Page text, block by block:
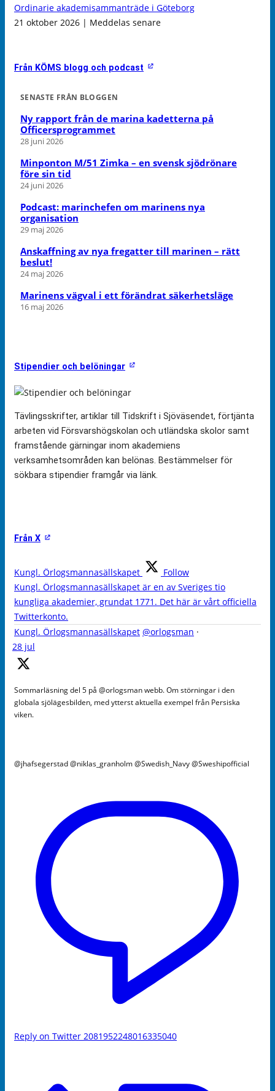
Ordinarie akademisammanträde i Göteborg
21 oktober 2026 | Meddelas senare
Från KÖMS blogg och podcast
SENASTE FRÅN BLOGGEN
Ny rapport från de marina kadetterna på
Officersprogrammet
28 juni 2026
Minponton M/51 Zimka – en svensk sjödrönare
före sin tid
24 juni 2026
Podcast: marinchefen om marinens nya
organisation
29 maj 2026
Anskaffning av nya fregatter till marinen – rätt
beslut!
24 maj 2026
Marinens vägval i ett förändrat säkerhetsläge
16 maj 2026
Stipendier och belöningar
Tävlingsskrifter, artiklar till Tidskrift i Sjöväsendet, förtjänta
arbeten vid Försvarshögskolan och utländska skolor samt
framstående gärningar inom akademiens
verksamhetsområden kan belönas. Bestämmelser för
sökbara stipendier framgår via länk.
Från X
Kungl. Örlogsmannasällskapet
Follow
Kungl. Örlogsmannasällskapet är en av Sveriges tio
kungliga akademier, grundat 1771. Det här är vårt officiella
Twitterkonto.
Kungl. Örlogsmannasällskapet @orlogsman ·
28 jul
Sommarläsning del 5 på @orlogsman webb. Om störningar i den
globala sjölägesbilden, med ytterst aktuella exempel från Persiska
viken.
@jhafsegerstad @niklas_granholm @Swedish_Navy @Sweshipofficial
Reply on Twitter 2081952248016335040